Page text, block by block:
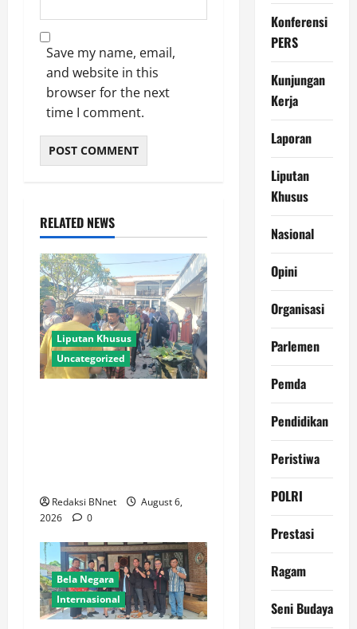
Save my name, email,
and website in this
browser for the next
time I comment.
RELATED NEWS
Liputan Khusus
Uncategorized
Redaksi BNnet
August 6,
2026
0
Bela Negara
Internasional
Konferensi
PERS
Kunjungan
Kerja
Laporan
Liputan
Khusus
Nasional
Opini
Organisasi
Parlemen
Pemda
Pendidikan
Peristiwa
POLRI
Prestasi
Ragam
Seni Budaya